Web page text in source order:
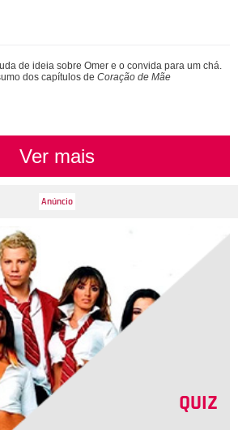
faz desabafo em show sobre decisão de
Não foi uma reação...
de ideia sobre Omer e o convida para um chá.
dos capítulos de Coração de Mãe
Ver mais
QUIZ